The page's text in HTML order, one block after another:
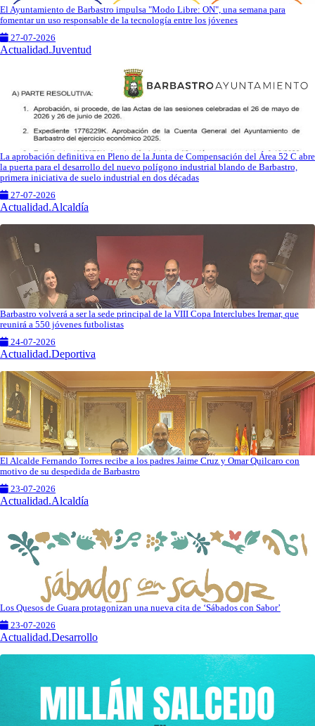
El Ayuntamiento de Barbastro impulsa "Modo Libre: ON", una semana para
fomentar un uso responsable de la tecnología entre los jóvenes
27-07-2026
Actualidad.Juventud
La aprobación definitiva en Pleno de la Junta de Compensación del Área 52 C abre
la puerta para el desarrollo del nuevo polígono industrial blando de Barbastro,
primera iniciativa de suelo industrial en dos décadas
27-07-2026
Actualidad.Alcaldía
Barbastro volverá a ser la sede principal de la VIII Copa Interclubes Iremar, que
reunirá a 550 jóvenes futbolistas
24-07-2026
Actualidad.Deportiva
El Alcalde Fernando Torres recibe a los padres Jaime Cruz y Omar Quilcaro con
motivo de su despedida de Barbastro
23-07-2026
Actualidad.Alcaldía
Los Quesos de Guara protagonizan una nueva cita de ‘Sábados con Sabor’
23-07-2026
Actualidad.Desarrollo